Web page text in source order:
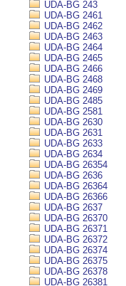
UDA-BG 243
UDA-BG 2461
UDA-BG 2462
UDA-BG 2463
UDA-BG 2464
UDA-BG 2465
UDA-BG 2466
UDA-BG 2468
UDA-BG 2469
UDA-BG 2485
UDA-BG 2581
UDA-BG 2630
UDA-BG 2631
UDA-BG 2633
UDA-BG 2634
UDA-BG 26354
UDA-BG 2636
UDA-BG 26364
UDA-BG 26366
UDA-BG 2637
UDA-BG 26370
UDA-BG 26371
UDA-BG 26372
UDA-BG 26374
UDA-BG 26375
UDA-BG 26378
UDA-BG 26381